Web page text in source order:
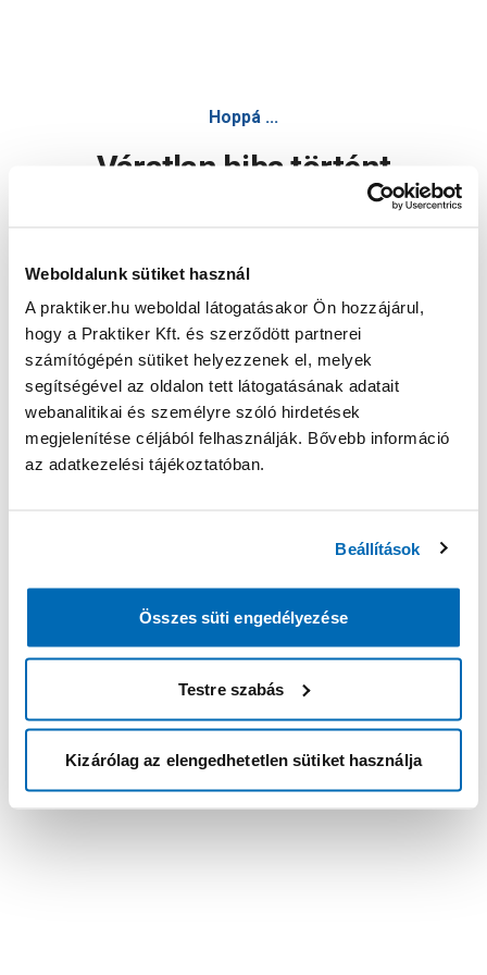
Weboldalunk sütiket használ
A praktiker.hu weboldal látogatásakor Ön hozzájárul,
hogy a Praktiker Kft. és szerződött partnerei
számítógépén sütiket helyezzenek el, melyek
segítségével az oldalon tett látogatásának adatait
webanalitikai és személyre szóló hirdetések
megjelenítése céljából felhasználják. Bővebb információ
az adatkezelési tájékoztatóban.
Beállítások
Összes süti engedélyezése
Testre szabás
Kizárólag az elengedhetetlen sütiket használja
Hoppá ...
Váratlan hiba történt
Oldal újratöltése